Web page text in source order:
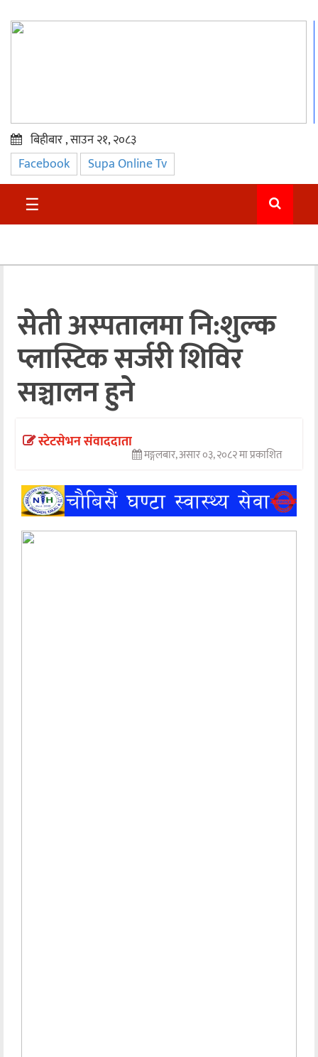
प्रमुख
समाचार
सुदुर
अन्तराष्ट्रिय
अन्तर्वार्ता
अर्थ
खेलकुद
मनोरञ्जन
बिहीबार , साउन २१, २०८३
Facebook Supa Online Tv
☰
सेती अस्पतालमा नि:शुल्क
प्लास्टिक सर्जरी शिविर
सञ्चालन हुने
स्टेटसेभन संवाददाता
मङ्गलबार, असार ०३, २०८२ मा प्रकाशित